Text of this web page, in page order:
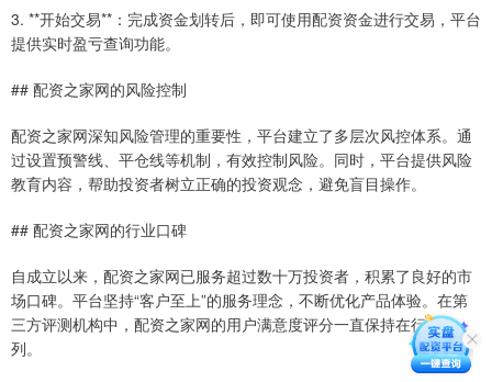
3. **开始交易**：完成资金划转后，即可使用配资资金进行交易，平台
提供实时盈亏查询功能。
## 配资之家网的风险控制
配资之家网深知风险管理的重要性，平台建立了多层次风控体系。通
过设置预警线、平仓线等机制，有效控制风险。同时，平台提供风险
教育内容，帮助投资者树立正确的投资观念，避免盲目操作。
## 配资之家网的行业口碑
自成立以来，配资之家网已服务超过数十万投资者，积累了良好的市
场口碑。平台坚持“客户至上”的服务理念，不断优化产品体验。在第
三方评测机构中，配资之家网的用户满意度评分一直保持在行业前
列。